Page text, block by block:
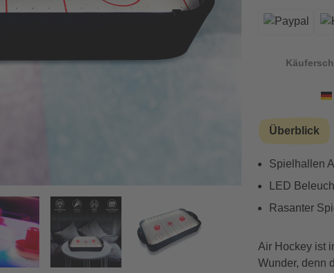
Vorwärts
Überblick
Spielhallen
LED
Rasanter
Air Hockey ist
Wunder, denn